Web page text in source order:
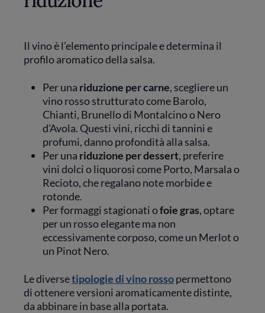
Il vino è l’elemento principale e determina il
profilo aromatico della salsa.
Per una riduzione per carne, scegliere un
vino rosso strutturato come Barolo,
Chianti, Brunello di Montalcino o Nero
d’Avola. Questi vini, ricchi di tannini e
profumi, danno profondità alla salsa.
Per una riduzione per dessert, preferire
vini dolci o liquorosi come Porto, Marsala o
Recioto, che regalano note morbide e
rotonde.
Per formaggi stagionati ofoie gras, optare
per un rosso elegante ma non
eccessivamente corposo, come un Merlot o
un Pinot Nero.
Le diversetipologie di vino rossopermettono
di ottenere versioni aromaticamente distinte,
da abbinare in base alla portata.